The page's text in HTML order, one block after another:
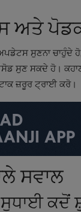
ਅਤੇ
ਸੁਣਨਾ ਚਾਹੁੰਦੇ
ਸੁਣ ਸਕਦੇ ਹੋ।
ਜ਼ਰੂਰ ਟ੍ਰਾਈ ਕਰੋ।
ਸਵਾਲ
ਸੁਧਾਈ ਕਦੋਂ